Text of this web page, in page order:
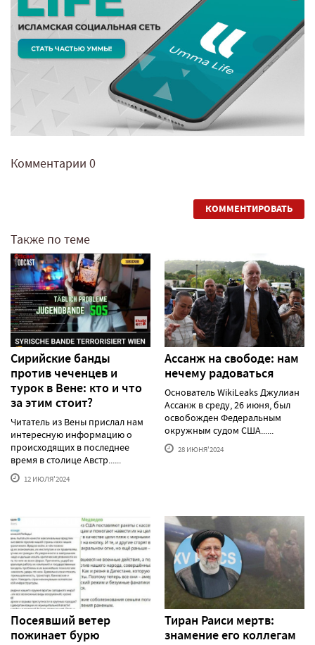
Комментарии 0
КОММЕНТИРОВАТЬ
Также по теме
Сирийские банды
против чеченцев и
турок в Вене: кто и что
за этим стоит?
Читатель из Вены прислал нам
интересную информацию о
происходящих в последнее
время в столице Австр......
12 ИЮЛЯ'2024
Ассанж на свободе: нам
нечему радоваться
Основатель WikiLeaks Джулиан
Ассанж в среду, 26 июня, был
освобожден Федеральным
окружным судом США......
28 ИЮНЯ'2024
Посеявший ветер
пожинает бурю
Тиран Раиси мертв:
знамение его коллегам